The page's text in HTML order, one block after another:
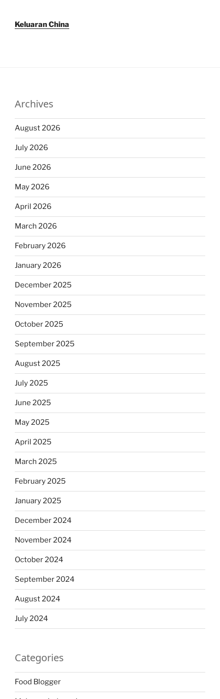
Keluaran China
Archives
August 2026
July 2026
June 2026
May 2026
April 2026
March 2026
February 2026
January 2026
December 2025
November 2025
October 2025
September 2025
August 2025
July 2025
June 2025
May 2025
April 2025
March 2025
February 2025
January 2025
December 2024
November 2024
October 2024
September 2024
August 2024
July 2024
Categories
Food Blogger